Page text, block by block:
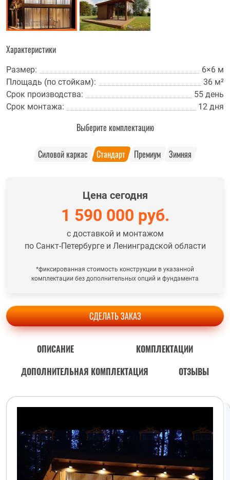
Характеристики
Размер:
6×6 м
Площадь (по стойкам):
36 м²
Срок производства:
55 день
Срок монтажа:
12 дня
Выберите комплектацию
Силовой каркас Стандарт Премиум Зимняя
Цена сегодня
1 590 000 руб.
с доставкой и монтажом
по Санкт-Петербурге и Ленинградской области
*фиксированная стоимость конструкции в указанной
комплектации без дополнительных опций и фундамента
СДЕЛАТЬ ЗАКАЗ
ОПИСАНИЕ
КОМПЛЕКТАЦИИ
ДОПОЛНИТЕЛЬНАЯ КОМПЛЕКТАЦИЯ
ОТЗЫВЫ